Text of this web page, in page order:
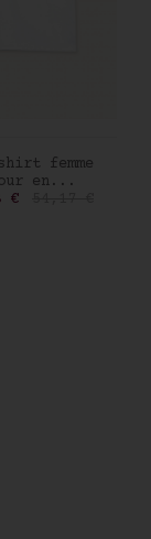
AU PANIER
femme
en...
€